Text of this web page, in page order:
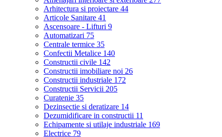
Arhitectura si proiectare 44
Articole Sanitare 41
Ascensoare - Lifturi 9
Automatizari 75
Centrale termice 35
Confectii Metalice 140
Constructii civile 142
Constructii imobiliare noi 26
Constructii industriale 172
Constructii Servicii 205
Curatenie 35
Dezinsectie si deratizare 14
Dezumidificare in constructii 11
Echipamente si utilaje industriale 169
Electrice 79